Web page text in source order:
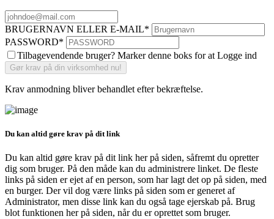
BRUGERNAVN ELLER E-MAIL*
PASSWORD*
Tilbagevendende bruger? Marker denne boks for at Logge ind
Krav anmodning bliver behandlet efter bekræftelse.
Du kan altid gøre krav på dit link
Du kan altid gøre krav på dit link her på siden, såfremt du opretter
dig som bruger. På den måde kan du administrere linket. De fleste
links på siden er ejet af en person, som har lagt det op på siden, med
en burger. Der vil dog være links på siden som er generet af
Administrator, men disse link kan du også tage ejerskab på. Brug
blot funktionen her på siden, når du er oprettet som bruger.